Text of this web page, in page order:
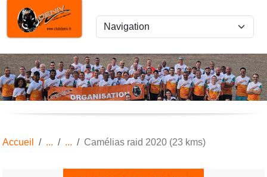
Accueil Camélias raid 2020 (23 kms)
Panneau de gestion des cookies